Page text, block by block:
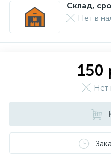
Склад,
Нет в
150
Нет